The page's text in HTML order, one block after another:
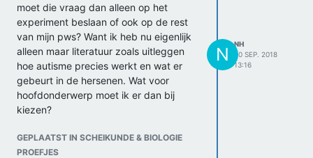
moet die vraag dan alleen op het
experiment beslaan of ook op de rest
van mijn pws? Want ik heb nu eigenlijk
alleen maar literatuur zoals uitleggen
hoe autisme precies werkt en wat er
gebeurt in de hersenen. Wat voor
hoofdonderwerp moet ik er dan bij
kiezen?
GEPLAATST IN SCHEIKUNDE & BIOLOGIE
PROEFJES
N
NH
20 SEP. 2018
13:16